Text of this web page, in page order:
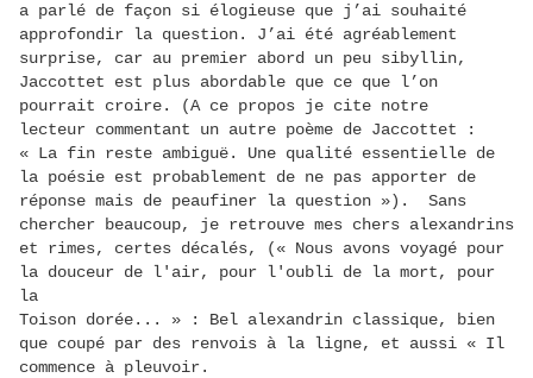
a parlé de façon si élogieuse que j’ai souhaité
approfondir la question. J’ai été agréablement
surprise, car au premier abord un peu sibyllin,
Jaccottet est plus abordable que ce que l’on
pourrait croire. (A ce propos je cite notre
lecteur commentant un autre poème de Jaccottet :
« La fin reste ambiguë. Une qualité essentielle de
la poésie est probablement de ne pas apporter de
réponse mais de peaufiner la question »). Sans
chercher beaucoup, je retrouve mes chers alexandrins
et rimes, certes décalés, (« Nous avons voyagé pour
la douceur de l'air, pour l'oubli de la mort, pour
la
Toison dorée... » : Bel alexandrin classique, bien
que coupé par des renvois à la ligne, et aussi « Il
commence à pleuvoir.